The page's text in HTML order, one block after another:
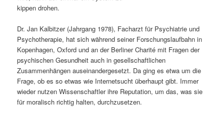
r
i
n
g
s
p
r
kippen drohen.
Dr. Jan Kalbitzer (Jahrgang 1978), Facharzt für Psychiatrie und
Psychotherapie, hat sich während seiner Forschungslaufbahn in
Kopenhagen, Oxford und an der Berliner Charité mit Fragen der
psychischen Gesundheit auch in gesellschaftlichen
Zusammenhängen auseinandergesetzt. Da ging es etwa um die
Frage, ob es so etwas wie Internetsucht überhaupt gibt. Immer
wieder nutzen Wissenschaftler ihre Reputation, um das, was sie
für moralisch richtig halten, durchzusetzen.